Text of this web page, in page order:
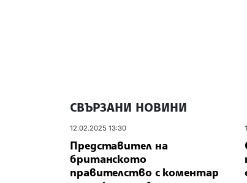
СВЪРЗАНИ НОВИНИ
12.02.2025 13:30
Представител на
британското
правителство с коментар